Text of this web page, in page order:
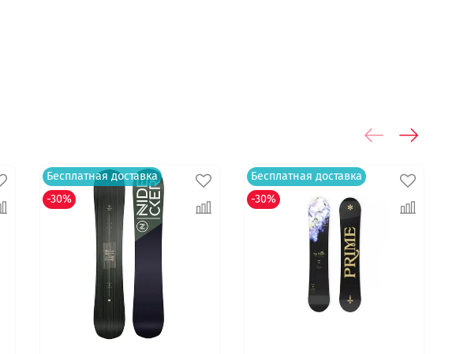
Бесплатная доставка
-30%
Бесплатная доставка
-30%